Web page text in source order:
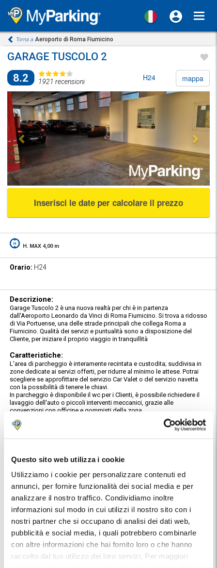
Questo sito web utilizza i cookie
Utilizziamo i cookie per personalizzare contenuti ed
annunci, per fornire funzionalità dei social media e per
analizzare il nostro traffico. Condividiamo inoltre
informazioni sul modo in cui utilizzi il nostro sito con i
nostri partner che si occupano di analisi dei dati web,
pubblicità e social media, i quali potrebbero combinarle
con altre informazioni che hai fornito loro o che hanno
raccolto dal tuo utilizzo dei loro servizi. Per maggiori
Torna a Aeroporto di Roma Fiumicino
GARAGE TUSCOLO 2
8.2
1921 recensioni H24 mappa
Previous
Inserisci le date per calcolare il prezzo
H. MAX 4,00 m
Orario: H24
Descrizione:
Garage Tuscolo 2 è una nuova realtà per chi è in partenza
dall'Aeroporto Leonardo da Vinci di Roma Fiumicino. Si trova a ridosso
di Via Portuense, una delle strade principali che collega Roma a
Fiumicino. Qualità dei servizi e puntualità sono a disposizione del
Cliente, per iniziare il proprio viaggio in tranquillità
Caratteristiche:
L'area di parcheggio è interamente recintata e custodita; suddivisa in
zone dedicate ai servizi offerti, per ridurre al minimo le attese. Potrai
scegliere se approfittare del servizio Car Valet o del servizio navetta
con la possibilità di tenere le chiavi.
In parcheggio è disponibile il wc per i Clienti, è possibile richiedere il
lavaggio dell'auto o piccoli interventi meccanici, grazie alle
convenzioni con officine e gommisti della zona.
Servizio Navetta Gratuito:
presso l'area partenze.
Servizio Car Valet:
Con il servizio car valet l'auto sarà ritirata e riconsegnata direttamente
in aeroporto. Per il servizio car valet è necessario chiamare almeno 15
minuti prima di arrivare, per concordare il ritiro del mezzo con gli
operatori. Nell'email di conferma prenotazione troverai tutte le
informazioni e istruzioni.
Posizione:
Troverai indirizzo e numeri telefonici del parcheggio nella conferma
prenotazione MyParking.
Utilizza la mappa per conoscere la posizione del parcheggio.